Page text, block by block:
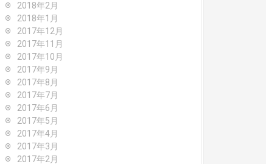
2018年2月
2018年1月
2017年12月
2017年11月
2017年10月
2017年9月
2017年8月
2017年7月
2017年6月
2017年5月
2017年4月
2017年3月
2017年2月